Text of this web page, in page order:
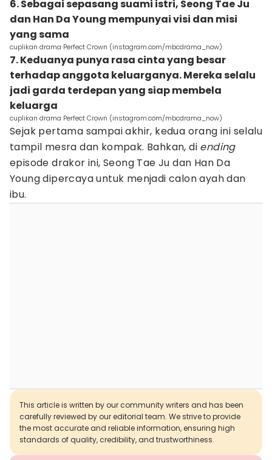
6. Sebagai sepasang suami istri, Seong Tae Ju
dan Han Da Young mempunyai visi dan misi
yang sama
cuplikan drama Perfect Crown (instagram.com/mbcdrama_now)
7. Keduanya punya rasa cinta yang besar
terhadap anggota keluarganya. Mereka selalu
jadi garda terdepan yang siap membela
keluarga
cuplikan drama Perfect Crown (instagram.com/mbcdrama_now)
Sejak pertama sampai akhir, kedua orang ini selalu
tampil mesra dan kompak. Bahkan, di ending
episode drakor ini, Seong Tae Ju dan Han Da
Young dipercaya untuk menjadi calon ayah dan
ibu.
This article is written by our community writers and has been
carefully reviewed by our editorial team. We strive to provide
the most accurate and reliable information, ensuring high
standards of quality, credibility, and trustworthiness.